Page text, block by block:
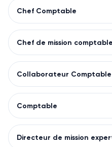
Chef Comptable
Chef de mission comptable
Collaborateur Comptable
Comptable
Directeur de mission